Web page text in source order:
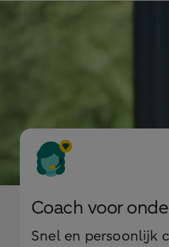
Coach voor
Snel en persoonlijk